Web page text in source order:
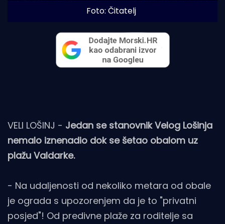
Foto: Čitatelj
VELI LOŠINJ - Jedan se stanovnik Velog Lošinja
nemalo iznenadio dok se šetao obalom uz
plažu Valdarke.
- Na udaljenosti od nekoliko metara od obale
je ograda s upozorenjem da je to "privatni
posjed"! Od predivne plaže za roditelje sa